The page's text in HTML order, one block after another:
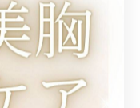
アップ専門サロン